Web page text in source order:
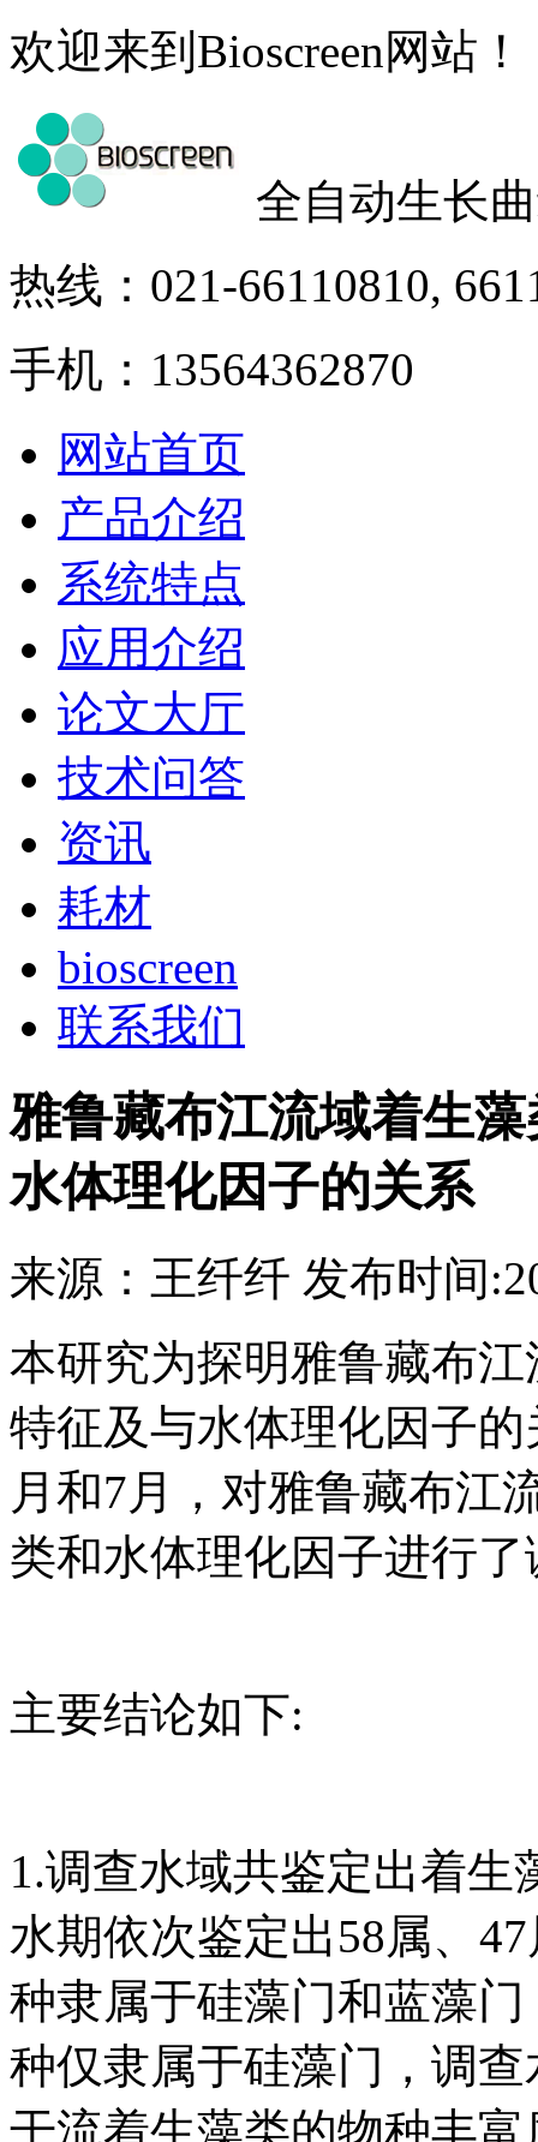
欢迎来到Bioscreen网站！
全自动生长
热线：021-66110810,
手机：13564362870
网站首页
产品介绍
系统特点
应用介绍
论文大厅
技术问答
资讯
耗材
bioscreen
联系我们
雅鲁藏布江流域着生
水体理化因子的关系
来源： 王纤纤 发布时间:
本研究为探明雅鲁藏布
特征及与水体理化因子的
月和7月，对雅鲁藏布江
类和水体理化因子进行
主要结论如下:
1.调查水域共鉴定出着生
水期依次鉴定出58属、
种隶属于硅藻门和蓝藻
种仅隶属于硅藻门，调
干流着生藻类的物种丰